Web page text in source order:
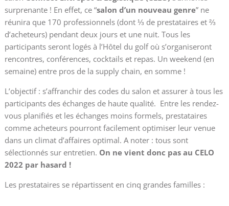
surprenante ! En effet, ce “salon d’un nouveau genre” ne
réunira que 170 professionnels (dont ⅓ de prestataires et ⅔
d’acheteurs) pendant deux jours et une nuit. Tous les
participants seront logés à l’Hôtel du golf où s’organiseront
rencontres, conférences, cocktails et repas. Un weekend (en
semaine) entre pros de la supply chain, en somme !
L’objectif : s’affranchir des codes du salon et assurer à tous les
participants des échanges de haute qualité. Entre les rendez-
vous planifiés et les échanges moins formels, prestataires
comme acheteurs pourront facilement optimiser leur venue
dans un climat d’affaires optimal. A noter : tous sont
sélectionnés sur entretien. On ne vient donc pas au CELO
2022 par hasard !
Les prestataires se répartissent en cinq grandes familles :